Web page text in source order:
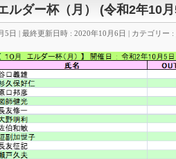
ルダー杯（月） (令和2年10
5日 最終更新日時 : 2020年10月6日 カテゴリー :